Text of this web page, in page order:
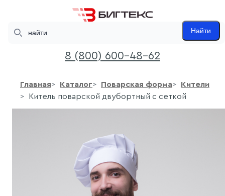
Найти
8 (800) 600-48-62
Главная Каталог Поварская форма
Кители
Китель поварской двубортный с сеткой